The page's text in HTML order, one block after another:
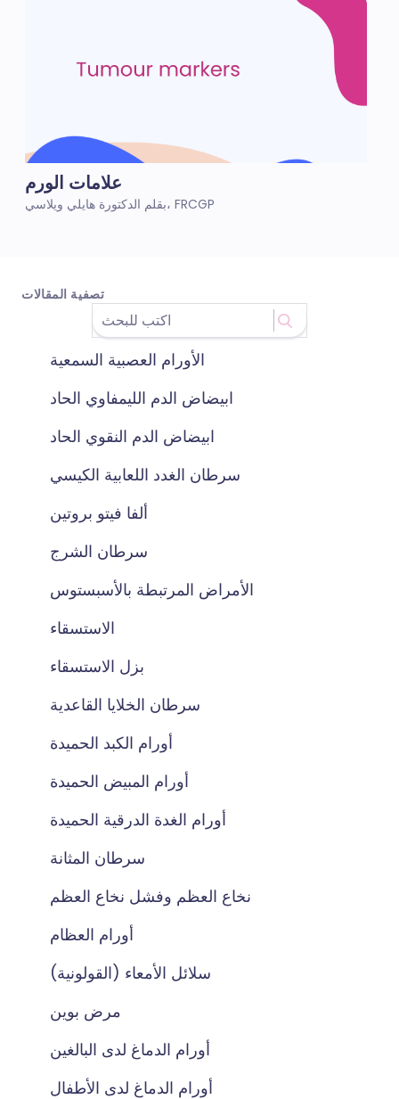
علامات الورم
بقلم الدكتورة هايلي ويلاسي، FRCGP
تصفية المقالات
الأورام العصبية السمعية
ابيضاض الدم الليمفاوي الحاد
ابيضاض الدم النقوي الحاد
سرطان الغدد اللعابية الكيسي
ألفا فيتو بروتين
سرطان الشرج
الأمراض المرتبطة بالأسبستوس
الاستسقاء
بزل الاستسقاء
سرطان الخلايا القاعدية
أورام الكبد الحميدة
أورام المبيض الحميدة
أورام الغدة الدرقية الحميدة
سرطان المثانة
نخاع العظم وفشل نخاع العظم
أورام العظام
سلائل الأمعاء (القولونية)
مرض بوين
أورام الدماغ لدى البالغين
أورام الدماغ لدى الأطفال